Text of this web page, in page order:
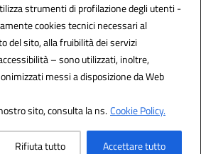
strumenti di profilazione degli utenti -
cookies tecnici necessari al
del sito, alla fruibilità dei servizi
– sono utilizzati, inoltre,
messi a disposizione da Web
sito, consulta la ns.Cookie Policy.
Rifiuta tutto Accettare tutto
UFHJ80
by 3D Solution S.r.l.
Design by Designers Italia